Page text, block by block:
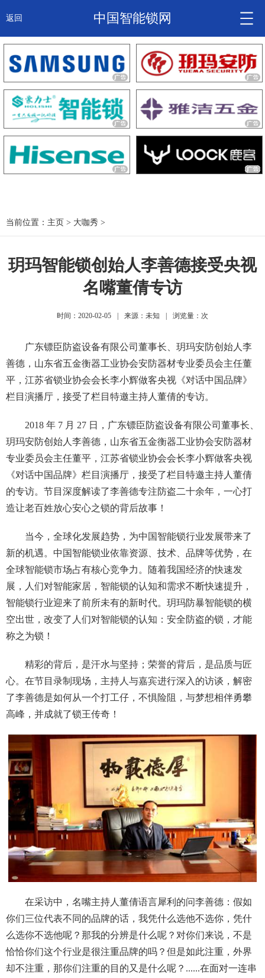
返回 中国智能锁网
智能锁头条
诚信企业
产品
大咖秀
锁信通
当前位置： 主页 > 大咖秀 >
玥玛智能锁创始人李善德接受央视
名嘴董倩专访
时间：2020-02-05 来源：未知 浏览量： 次
广东镖臣防盗设备有限公司董事长、玥玛安防创始人李
善德，山东省五金衡器工业协会安防器材专业委员会主任董
平，江苏省锁业协会会长李小辉做客央视《对话中国品牌》
栏目演播厅，接受了栏目特邀主持人董倩的专访。
2018 年 7 月 27 日，广东镖臣防盗设备有限公司董事长、
玥玛安防创始人李善德，山东省五金衡器工业协会安防器材
专业委员会主任董平，江苏省锁业协会会长李小辉做客央视
《对话中国品牌》栏目演播厅，接受了栏目特邀主持人董倩
的专访。节目深度解读了李善德专注防盗二十余年，一心打
造让老百姓放心安心之锁的背后故事！
当今，全球化发展趋势，为中国智能锁行业发展带来了
新的机遇。中国智能锁业依靠资源、技术、品牌等优势，在
全球智能锁市场占有核心竞争力。随着我国经济的快速发
展，人们对智能家居，智能锁的认知和需求不断快速提升，
智能锁行业迎来了前所未有的新时代。玥玛防暴智能锁的横
空出世，改变了人们对智能锁的认知：安全防盗的锁，才能
称之为锁！
精彩的背后，是汗水与坚持；荣誉的背后，是品质与匠
心。在节目录制现场，主持人与嘉宾进行深入的访谈，解密
了李善德是如何从一个打工仔，不惧险阻，与梦想相伴勇攀
高峰，并成就了锁王传奇！
在采访中，名嘴主持人董倩语言犀利的问李善德：假如
你们三位代表不同的品牌的话，我凭什么选他不选你，凭什
么选你不选他呢？那我的分辨是什么呢？对你们来说，不是
恰恰你们这个行业是很注重品牌的吗？但是如此注重，外界
却不注重，那你们注重的目的又是什么呢？......在面对一连串